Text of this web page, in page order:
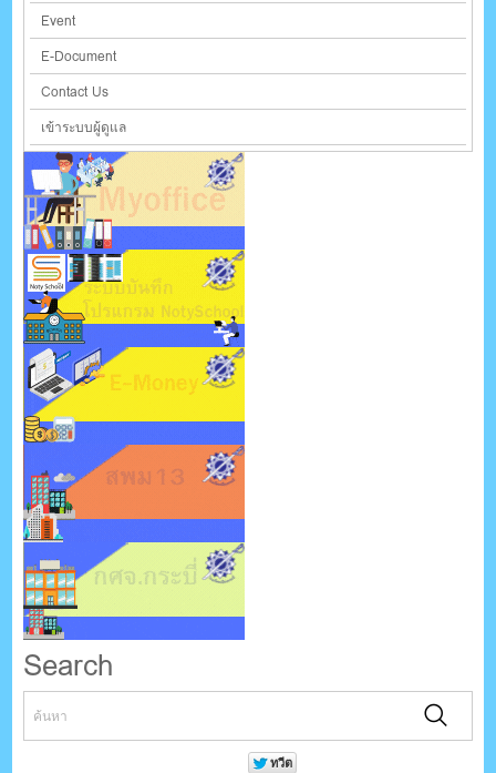
Event
E-Document
Contact Us
เข้าระบบผู้ดูแล
Search